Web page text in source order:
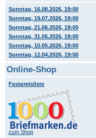
Sonntag, 16.08.2026, 19:00
Sonntag, 19.07.2026, 19:00
Sonntag, 21.06.2026, 19:00
Sonntag, 31.05.2026, 19:00
Sonntag, 10.05.2026, 19:00
Sonntag, 12.04.2026, 19:00
Online-Shop
Festpreisliste
zum Shop